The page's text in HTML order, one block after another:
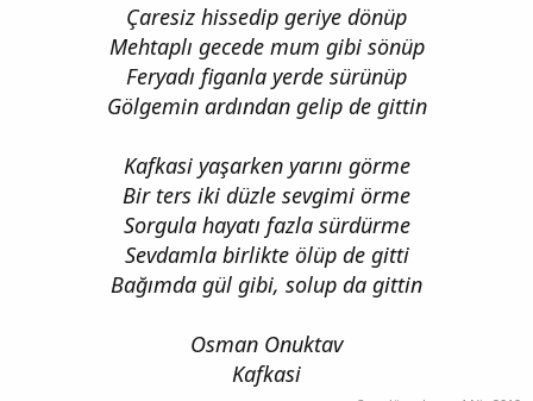
Çaresiz hissedip geriye dönüp
Mehtaplı gecede mum gibi sönüp
Feryadı figanla yerde sürünüp
Gölgemin ardından gelip de gittin
Kafkasi yaşarken yarını görme
Bir ters iki düzle sevgimi örme
Sorgula hayatı fazla sürdürme
Sevdamla birlikte ölüp de gitti
Bağımda gül gibi, solup da gittin
Osman Onuktav
Kafkasi